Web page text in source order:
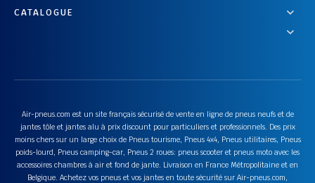
CATALOGUE
Air-pneus.com est un site français sécurisé de vente en ligne de pneus neufs et de
jantes tôle et jantes alu à prix discount pour particuliers et professionnels. Des prix
moins chers sur un large choix de Pneus tourisme, Pneus 4x4, Pneus utilitaires, Pneus
poids-lourd, Pneus camping-car, Pneus 2 roues: pneus scooter et pneus moto avec les
accessoires chambres à air et fond de jante. Livraison en France Métropolitaine et en
Belgique. Achetez vos pneus et vos jantes en toute sécurité sur Air-pneus.com,